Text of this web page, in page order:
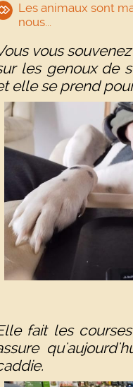
Les animaux sont
nous...
vous
les genoux de
elle se prend
fait les